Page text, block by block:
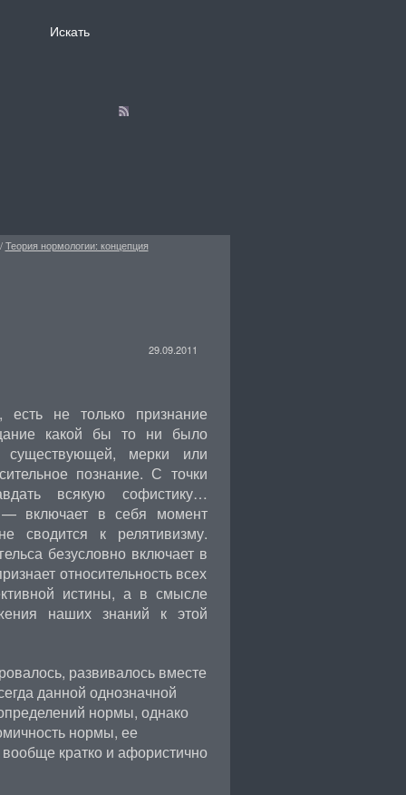
/Теория нормологии: концепция
29.09.2011
есть не только признание
какой бы то ни было
существующей, мерки или
познание. С точки
всякую софистику…
включает в себя момент
сводится к релятивизму.
безусловно включает в
относительность всех
истины, а в смысле
наших знаний к этой
развивалось вместе
данной однозначной
нормы, однако
нормы, ее
кратко и афористично